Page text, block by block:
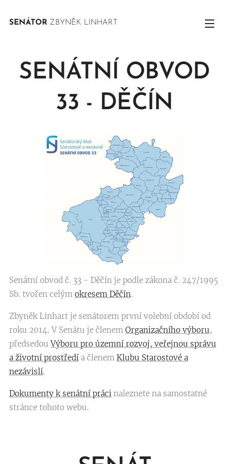
SENÁTOR ZBYNĚK LINHART
SENÁTNÍ OBVOD
33 - DĚČÍN
Senátní obvod č. 33 - Děčín je podle zákona č. 247/1995
Sb. tvořen celým okresem Děčín.
Zbyněk Linhart je senátorem první volební období od
roku 2014. V Senátu je členem Organizačního výboru ,
předsedouVýboru pro územní rozvoj, veřejnou správu
a životní prostředí a členem Klubu Starostové a
nezávislí.
Dokumenty k senátní práci naleznete na samostatné
stránce tohoto webu.